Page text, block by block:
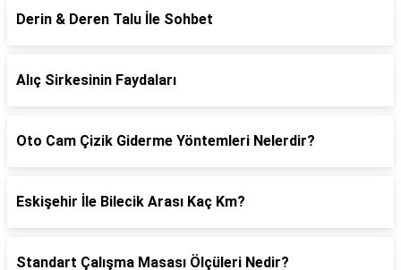
Derin & Deren Talu İle Sohbet
Alıç Sirkesinin Faydaları
Oto Cam Çizik Giderme Yöntemleri Nelerdir?
Eskişehir İle Bilecik Arası Kaç Km?
Standart Çalışma Masası Ölçüleri Nedir?